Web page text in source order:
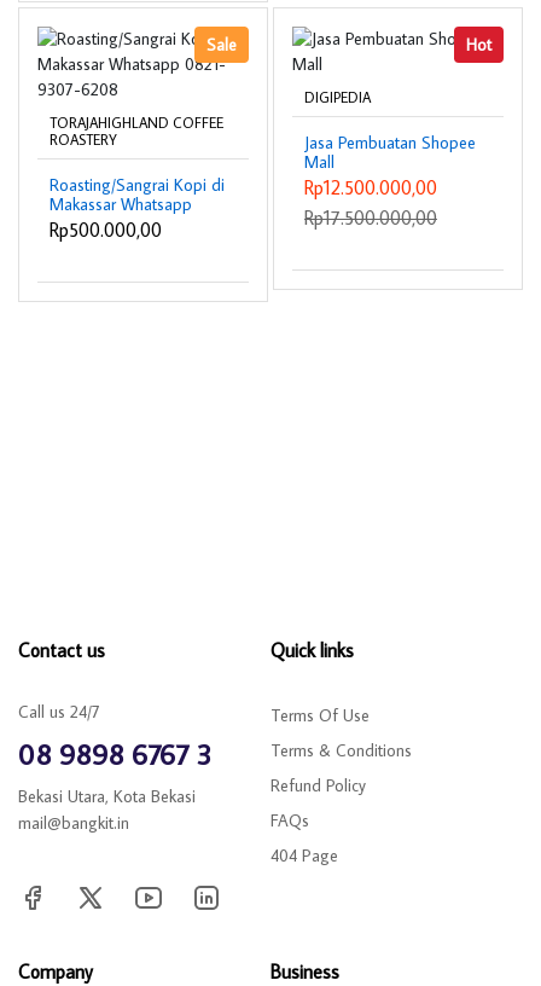
Sale
TORAJAHIGHLAND COFFEE
ROASTERY
Roasting/Sangrai Kopi di
Makassar Whatsapp
0821-9307-6208
Rp500.000,00
Hot
DIGIPEDIA
Jasa Pembuatan Shopee
Mall
Rp12.500.000,00
Rp17.500.000,00
Contact us
Call us 24/7
08 9898 6767 3
Bekasi Utara, Kota Bekasi
mail@bangkit.in
Quick links
Terms Of Use
Terms & Conditions
Refund Policy
FAQs
404 Page
Company Business